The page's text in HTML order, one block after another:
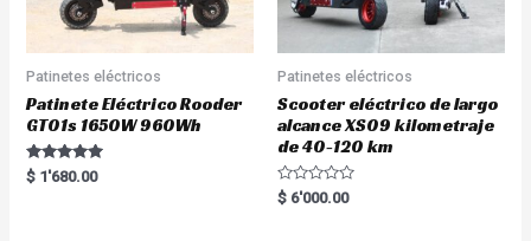
Patinetes eléctricos
Patinete Eléctrico Rooder
GT01s 1650W 960Wh
Rated
5.00
$ 1'680.00
Patinetes eléctricos
Scooter eléctrico de largo
alcance XS09 kilometraje
de 40-120 km
R
a
$ 6'000.00